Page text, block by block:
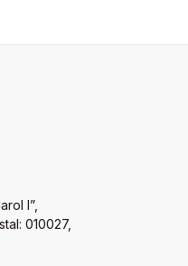
I”,
010027,